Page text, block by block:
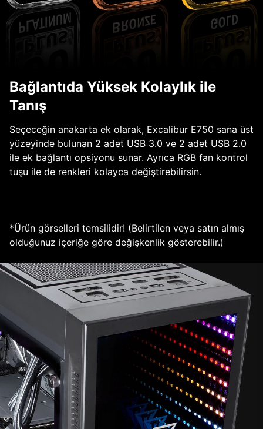
Bağlantıda Yüksek Kolaylık ile
Tanış
Seçeceğin anakarta ek olarak, Excalibur E750 sana üst
yüzeyinde bulunan 2 adet USB 3.0 ve 2 adet USB 2.0
ile ek bağlantı opsiyonu sunar. Ayrıca RGB fan kontrol
tuşu ile de renkleri kolayca değiştirebilirsin.
*Ürün görselleri temsilidir! (Belirtilen veya satın almış
olduğunuz içeriğe göre değişkenlik gösterebilir.)